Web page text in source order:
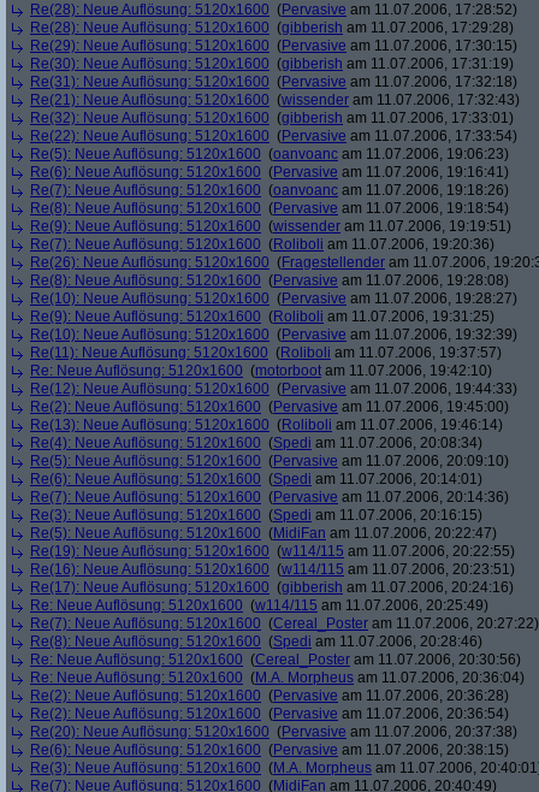
Re(28): Neue Auflösung: 5120x1600 (Pervasive am 11.07.2006, 17:28:52)
Re(28): Neue Auflösung: 5120x1600 (gibberish am 11.07.2006, 17:29:28)
Re(29): Neue Auflösung: 5120x1600 (Pervasive am 11.07.2006, 17:30:15)
Re(30): Neue Auflösung: 5120x1600 (gibberish am 11.07.2006, 17:31:19)
Re(31): Neue Auflösung: 5120x1600 (Pervasive am 11.07.2006, 17:32:18)
Re(21): Neue Auflösung: 5120x1600 (wissender am 11.07.2006, 17:32:43)
Re(32): Neue Auflösung: 5120x1600 (gibberish am 11.07.2006, 17:33:01)
Re(22): Neue Auflösung: 5120x1600 (Pervasive am 11.07.2006, 17:33:54)
Re(5): Neue Auflösung: 5120x1600 (oanvoanc am 11.07.2006, 19:06:23)
Re(6): Neue Auflösung: 5120x1600 (Pervasive am 11.07.2006, 19:16:41)
Re(7): Neue Auflösung: 5120x1600 (oanvoanc am 11.07.2006, 19:18:26)
Re(8): Neue Auflösung: 5120x1600 (Pervasive am 11.07.2006, 19:18:54)
Re(9): Neue Auflösung: 5120x1600 (wissender am 11.07.2006, 19:19:51)
Re(7): Neue Auflösung: 5120x1600 (Roliboli am 11.07.2006, 19:20:36)
Re(26): Neue Auflösung: 5120x1600 (Fragestellender am 11.07.2006,
Re(8): Neue Auflösung: 5120x1600 (Pervasive am 11.07.2006, 19:28:08)
Re(10): Neue Auflösung: 5120x1600 (Pervasive am 11.07.2006, 19:28:27)
Re(9): Neue Auflösung: 5120x1600 (Roliboli am 11.07.2006, 19:31:25)
Re(10): Neue Auflösung: 5120x1600 (Pervasive am 11.07.2006, 19:32:39)
Re(11): Neue Auflösung: 5120x1600 (Roliboli am 11.07.2006, 19:37:57)
Re: Neue Auflösung: 5120x1600 (motorboot am 11.07.2006, 19:42:10)
Re(12): Neue Auflösung: 5120x1600 (Pervasive am 11.07.2006, 19:44:33)
Re(2): Neue Auflösung: 5120x1600 (Pervasive am 11.07.2006, 19:45:00)
Re(13): Neue Auflösung: 5120x1600 (Roliboli am 11.07.2006, 19:46:14)
Re(4): Neue Auflösung: 5120x1600 (Spedi am 11.07.2006, 20:08:34)
Re(5): Neue Auflösung: 5120x1600 (Pervasive am 11.07.2006, 20:09:10)
Re(6): Neue Auflösung: 5120x1600 (Spedi am 11.07.2006, 20:14:01)
Re(7): Neue Auflösung: 5120x1600 (Pervasive am 11.07.2006, 20:14:36)
Re(3): Neue Auflösung: 5120x1600 (Spedi am 11.07.2006, 20:16:15)
Re(5): Neue Auflösung: 5120x1600 (MidiFan am 11.07.2006, 20:22:47)
Re(19): Neue Auflösung: 5120x1600 (w114/115 am 11.07.2006, 20:22:55)
Re(16): Neue Auflösung: 5120x1600 (w114/115 am 11.07.2006, 20:23:51)
Re(17): Neue Auflösung: 5120x1600 (gibberish am 11.07.2006, 20:24:16)
Re: Neue Auflösung: 5120x1600 (w114/115 am 11.07.2006, 20:25:49)
Re(7): Neue Auflösung: 5120x1600 (Cereal_Poster am 11.07.2006, 20:27:22)
Re(8): Neue Auflösung: 5120x1600 (Spedi am 11.07.2006, 20:28:46)
Re: Neue Auflösung: 5120x1600 (Cereal_Poster am 11.07.2006, 20:30:56)
Re: Neue Auflösung: 5120x1600 (M.A. Morpheus am 11.07.2006, 20:36:04)
Re(2): Neue Auflösung: 5120x1600 (Pervasive am 11.07.2006, 20:36:28)
Re(2): Neue Auflösung: 5120x1600 (Pervasive am 11.07.2006, 20:36:54)
Re(20): Neue Auflösung: 5120x1600 (Pervasive am 11.07.2006, 20:37:38)
Re(6): Neue Auflösung: 5120x1600 (Pervasive am 11.07.2006, 20:38:15)
Re(3): Neue Auflösung: 5120x1600 (M.A. Morpheus am 11.07.2006,
Re(7): Neue Auflösung: 5120x1600 (MidiFan am 11.07.2006, 20:40:49)